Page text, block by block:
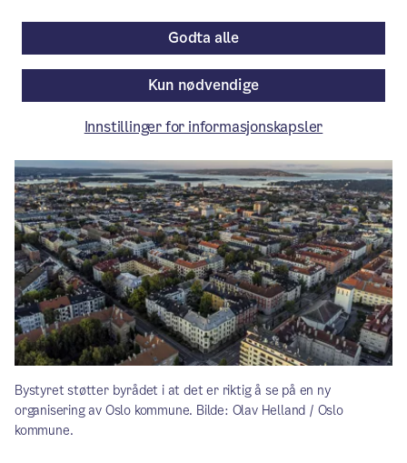
Av Byrådsavdeling for helse
Artikkelen er mer enn ett år gammel.
Bystyret støtter byrådet i at det er riktig å se på en ny
organisering av Oslo kommune. Bilde: Olav Helland / Oslo
kommune.
Kun nødvendige
Godta alle
Innstillinger for informasjonskapsler